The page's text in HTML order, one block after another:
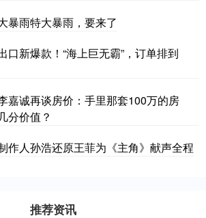
暴雨特大暴雨，要来了
口新爆款！“海上巨无霸”，订单排到
嘉诚再谈房价：手里那套100万的房
分价值？
作人孙浩还原王菲为《主角》献声全程
推荐资讯